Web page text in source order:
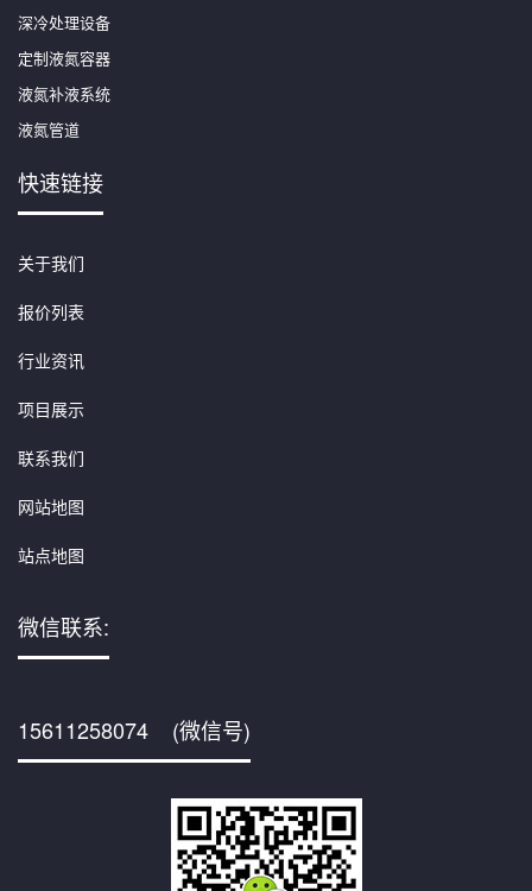
深冷处理设备
定制液氮容器
液氮补液系统
液氮管道
快速链接
关于我们
报价列表
行业资讯
项目展示
联系我们
网站地图
站点地图
微信联系:
15611258074 (微信号)